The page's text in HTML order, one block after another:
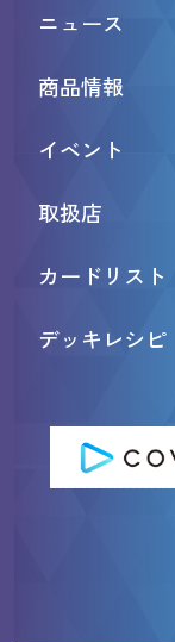
ニュース
商品情報
イベント
取扱店
カードリスト
デッキレシピ